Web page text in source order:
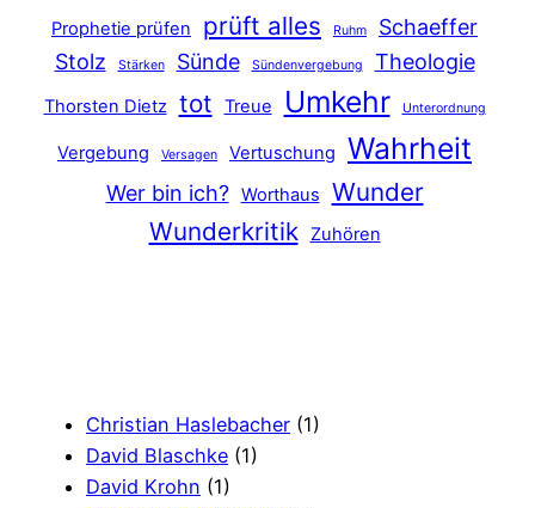
Prophetie prüfen prüft alles Ruhm
Schaeffer
Stolz
Stärken Sünde Sündenvergebung Theologie
Thorsten Dietz tot Treue Umkehr Unterordnung
Vergebung Versagen Vertuschung Wahrheit
Wer bin ich? Worthaus
Wunder
Wunderkritik
Zuhören
Christian Haslebacher (1)
David Blaschke (1)
David Krohn (1)